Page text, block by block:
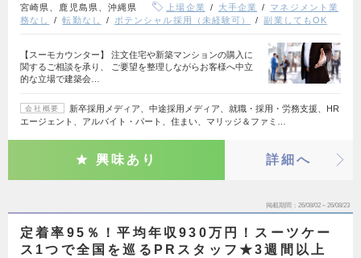
宮崎県、鹿児島県、沖縄県
上場企業 大手企業
マネジメント業
務なし
転勤なし ポテンシャル採用（未経験可） 副業してもOK
【スーモカウンター】 注文住宅や新築マンションの購入に
関するご相談を承り、 ご要望を整理しながらお客様へ中立
的な立場で建築会…
会社概要
新卒採用メディア、中途採用メディア、就職・採用・労務支援、HR
エージェント、アルバイト・パート、住まい、マリッジ＆ファミ…
興味あり 詳細へ
掲載期間 26/08/02～26/08/23
定着率95％！平均年収930万円！スーツケー
ス1つで全国を巡るPRスタッフ★3週間以上